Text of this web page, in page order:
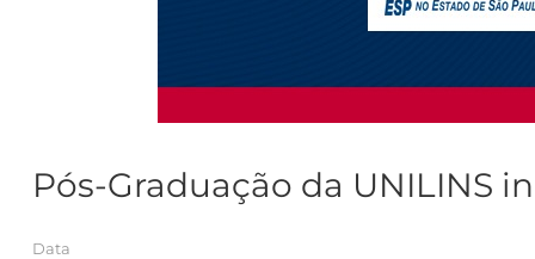
Pós-Graduação da UNILINS
Data